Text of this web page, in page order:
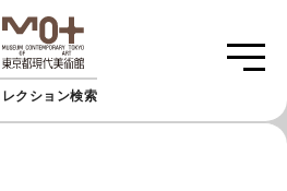
クション検索